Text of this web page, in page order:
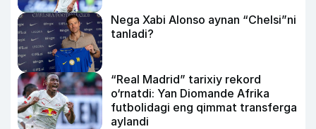
Nega Xabi Alonso aynan “Chelsi”ni
tanladi?
“Real Madrid” tarixiy rekord
o‘rnatdi: Yan Diomande Afrika
futbolidagi eng qimmat transferga
aylandi